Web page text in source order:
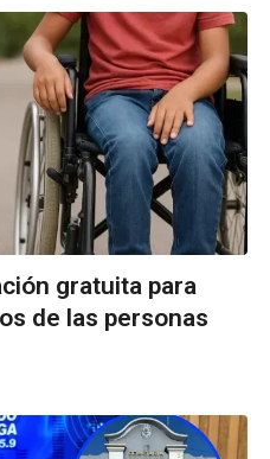
gratuita para
de las personas